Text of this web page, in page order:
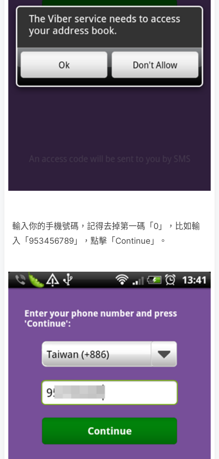
輸入你的手機號碼，記得去掉第一碼「0」，比如輸
入「953456789」，點擊「Continue」。